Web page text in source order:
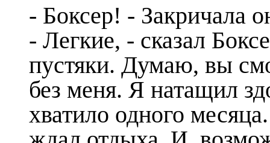
- Боксер! - Закричала
- Легкие, - сказал
пустяки. Думаю, вы
без меня. Я натащил
хватило одного